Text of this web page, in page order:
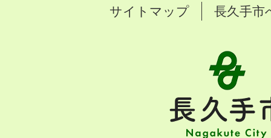
サイトマップ
長久手市
手
市